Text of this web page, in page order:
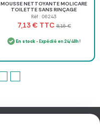
MOUSSE NETTOYANTE MOLICARE
TOILETTE SANS RINÇAGE
HARTMANN - spray de 400 ml
Réf : 06243
7,13 € TTC 8,15 €
En stock- Expédié en 24/48h !